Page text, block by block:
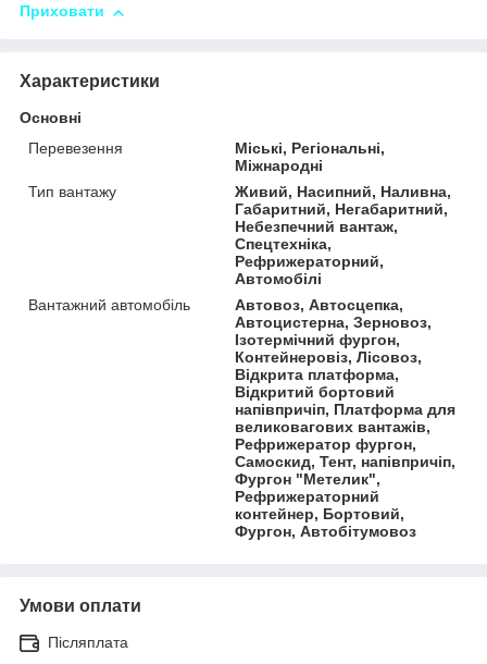
Приховати
Характеристики
Основні
Перевезення
Міські, Регіональні,
Міжнародні
Тип вантажу
Живий, Насипний, Наливна,
Габаритний, Негабаритний,
Небезпечний вантаж,
Спецтехніка,
Рефрижераторний,
Автомобілі
Вантажний автомобіль
Автовоз, Автосцепка,
Автоцистерна, Зерновоз,
Ізотермічний фургон,
Контейнеровіз, Лісовоз,
Відкрита платформа,
Відкритий бортовий
напівпричіп, Платформа для
великовагових вантажів,
Рефрижератор фургон,
Самоскид, Тент, напівпричіп,
Фургон "Метелик",
Рефрижераторний
контейнер, Бортовий,
Фургон, Автобітумовоз
Умови оплати
Післяплата